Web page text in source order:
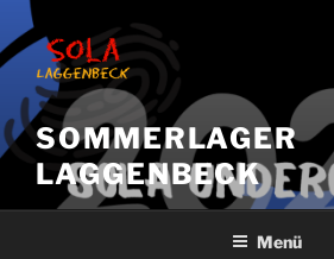
Zum
Inhalt
springen
SOMMERLAGER
LAGGENBECK
Menü